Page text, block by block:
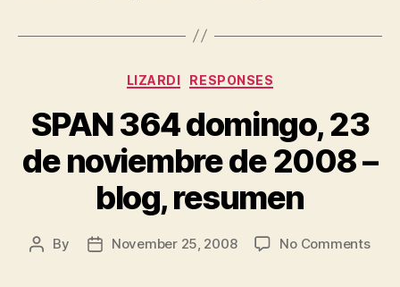
Categories
LIZARDI RESPONSES
SPAN 364 domingo, 23
de noviembre de 2008 –
blog, resumen
Post
By
PostNovember 25, 2008 No Commentson